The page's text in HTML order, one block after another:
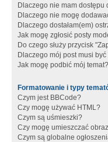
Dlaczego nie mam dostępu
Dlaczego nie mogę
Dlaczego dostałam(em)
Jak mogę zgłosić posty
Do czego służy przycisk
Dlaczego mój post musi
Jak mogę podbić mój temat?
Formatowanie i typy
Czym jest BBCode?
Czy mogę używać HTML?
Czym są uśmieszki?
Czy mogę umieszczać
Czym są globalne